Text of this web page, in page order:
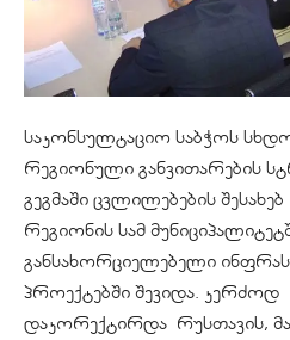
საკონსულტაციო საბჭოს
რეგიონული განვითარების
გეგმაში ცვლილებების
რეგიონის სამ
განსახორციელებელი
პროექტებში შევიდა. კერძოდ
დაკორექტირდა რუსთავის,